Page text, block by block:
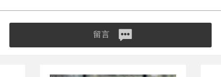
留言